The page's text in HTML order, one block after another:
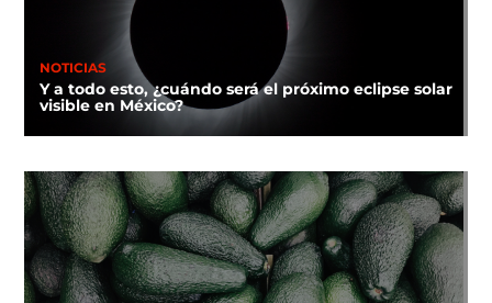
NOTICIAS
Y a todo esto, ¿cuándo será el próximo eclipse solar
visible en México?